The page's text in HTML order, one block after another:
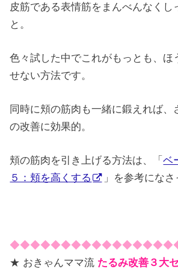
皮筋である表情筋をまんべんなくし
と。
色々試した中でこれがもっとも、ほ
せない方法です。
同時に頬の筋肉も一緒に鍛えれば、
の改善に効果的。
頬の筋肉を引き上げる方法は、「ベ
５：頬を高くする
」を参考になさ
★ おきゃんママ流 たるみ改善３大